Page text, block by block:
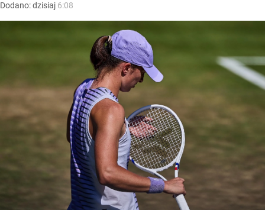
Dodano:dzisiaj 6:08